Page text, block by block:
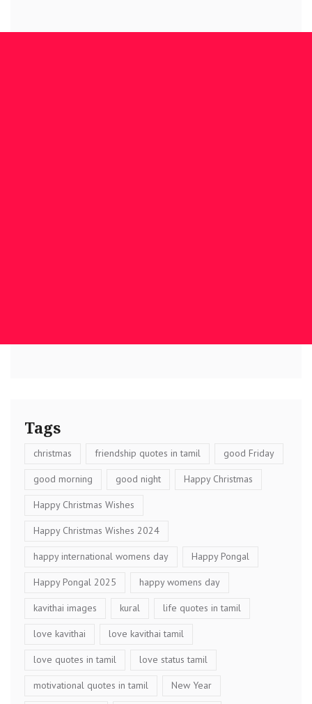
Tags
christmas friendship quotes in tamil good Friday
good morning good night Happy Christmas
Happy Christmas Wishes
Happy Christmas Wishes 2024
happy international womens day Happy Pongal
Happy Pongal 2025 happy womens day
kavithai images kural life quotes in tamil
love kavithai love kavithai tamil
love quotes in tamil love status tamil
motivational quotes in tamil New Year